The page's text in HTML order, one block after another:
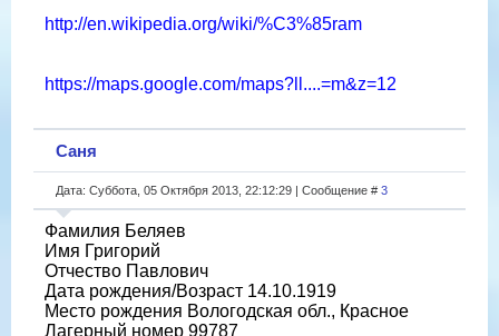
http://en.wikipedia.org/wiki/%C3%85ram
https://maps.google.com/maps?ll....=m&z=12
Саня
Дата: Суббота, 05 Октября 2013, 22:12:29 | Сообщение # 3
Фамилия Беляев
Имя Григорий
Отчество Павлович
Дата рождения/Возраст 14.10.1919
Место рождения Вологодская обл., Красное
Лагерный номер 99787